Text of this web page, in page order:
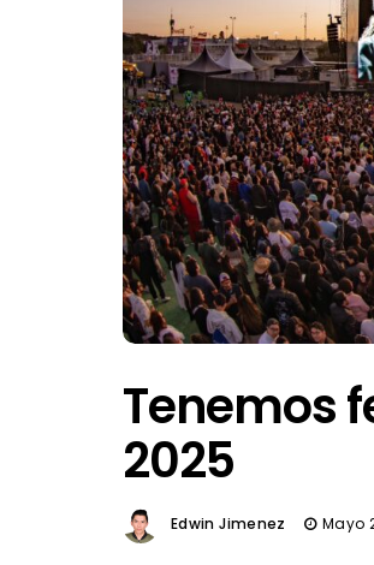
Tenemos
2025
Edwin Jimenez Mayo